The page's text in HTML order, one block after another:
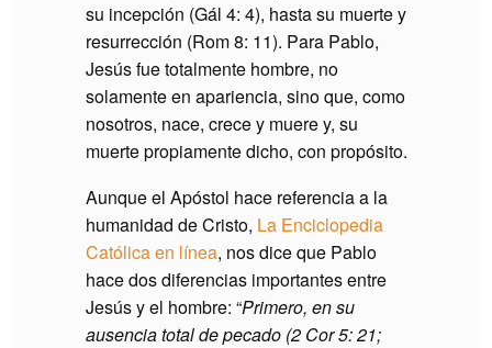
su incepción (Gál 4: 4), hasta su muerte y
resurrección (Rom 8: 11). Para Pablo,
Jesús fue totalmente hombre, no
solamente en apariencia, sino que, como
nosotros, nace, crece y muere y, su
muerte propiamente dicho, con propósito.
Aunque el Apóstol hace referencia a la
humanidad de Cristo, La Enciclopedia
Católica en línea, nos dice que Pablo
hace dos diferencias importantes entre
Jesús y el hombre: “Primero, en su
ausencia total de pecado (2 Cor 5: 21;